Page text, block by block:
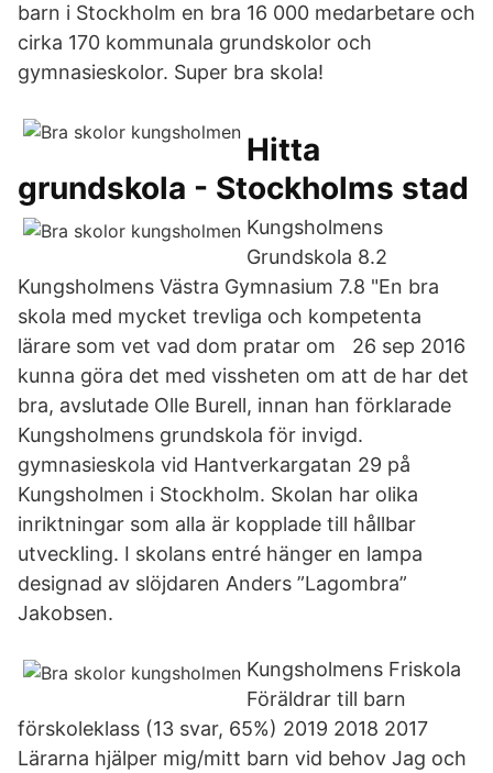
barn i Stockholm en bra 16 000 medarbetare och
cirka 170 kommunala grundskolor och
gymnasieskolor. Super bra skola!
Hitta
grundskola - Stockholms stad
Kungsholmens
Grundskola 8.2
Kungsholmens Västra Gymnasium 7.8 "En bra
skola med mycket trevliga och kompetenta
lärare som vet vad dom pratar om 26 sep 2016
kunna göra det med vissheten om att de har det
bra, avslutade Olle Burell, innan han förklarade
Kungsholmens grundskola för invigd.
gymnasieskola vid Hantverkargatan 29 på
Kungsholmen i Stockholm. Skolan har olika
inriktningar som alla är kopplade till hållbar
utveckling. I skolans entré hänger en lampa
designad av slöjdaren Anders ”Lagombra”
Jakobsen.
Kungsholmens Friskola
Föräldrar till barn
förskoleklass (13 svar, 65%) 2019 2018 2017
Lärarna hjälper mig/mitt barn vid behov Jag och